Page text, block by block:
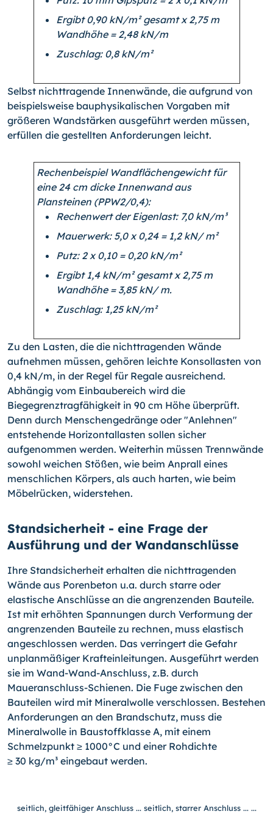
Ergibt 0,90 kN/m² gesamt x 2,75 m
Wandhöhe = 2,48 kN/m
Zuschlag: 0,8 kN/m²
Selbst nichttragende Innenwände, die aufgrund von
beispielsweise bauphysikalischen Vorgaben mit
größeren Wandstärken ausgeführt werden müssen,
erfüllen die gestellten Anforderungen leicht.
Rechenbeispiel Wandflächengewicht für
eine 24 cm dicke Innenwand aus
Plansteinen (PPW2/0,4):
Rechenwert der Eigenlast: 7,0 kN/m³
Mauerwerk: 5,0 x 0,24 = 1,2 kN/ m²
Putz: 2 x 0,10 = 0,20 kN/m²
Ergibt 1,4 kN/m² gesamt x 2,75 m
Wandhöhe = 3,85 kN/ m.
Zuschlag: 1,25 kN/m²
Zu den Lasten, die die nichttragenden Wände
aufnehmen müssen, gehören leichte Konsollasten von
0,4 kN/m, in der Regel für Regale ausreichend.
Abhängig vom Einbaubereich wird die
Biegegrenztragfähigkeit in 90 cm Höhe überprüft.
Denn durch Menschengedränge oder "Anlehnen"
entstehende Horizontallasten sollen sicher
aufgenommen werden. Weiterhin müssen Trennwände
sowohl weichen Stößen, wie beim Anprall eines
menschlichen Körpers, als auch harten, wie beim
Möbelrücken, widerstehen.
Standsicherheit - eine Frage der
Ausführung und der Wandanschlüsse
Ihre Standsicherheit erhalten die nichttragenden
Wände aus Porenbeton u.a. durch starre oder
elastische Anschlüsse an die angrenzenden Bauteile.
Ist mit erhöhten Spannungen durch Verformung der
angrenzenden Bauteile zu rechnen, muss elastisch
angeschlossen werden. Das verringert die Gefahr
unplanmäßiger Krafteinleitungen. Ausgeführt werden
sie im Wand-Wand-Anschluss, z.B. durch
Maueranschluss-Schienen. Die Fuge zwischen den
Bauteilen wird mit Mineralwolle verschlossen. Bestehen
Anforderungen an den Brandschutz, muss die
Mineralwolle in Baustoffklasse A, mit einem
Schmelzpunkt ≥ 1000°C und einer Rohdichte
≥ 30 kg/m³ eingebaut werden.
seitlich, gleitfähiger Anschluss ... seitlich, starrer Anschluss ... ...